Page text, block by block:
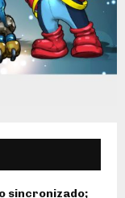
sincronizado;